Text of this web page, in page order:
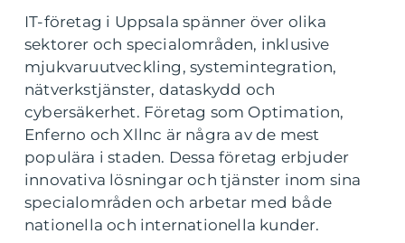
IT-företag i Uppsala spänner över olika
sektorer och specialområden, inklusive
mjukvaruutveckling, systemintegration,
nätverkstjänster, dataskydd och
cybersäkerhet. Företag som Optimation,
Enferno och Xllnc är några av de mest
populära i staden. Dessa företag erbjuder
innovativa lösningar och tjänster inom sina
specialområden och arbetar med både
nationella och internationella kunder.